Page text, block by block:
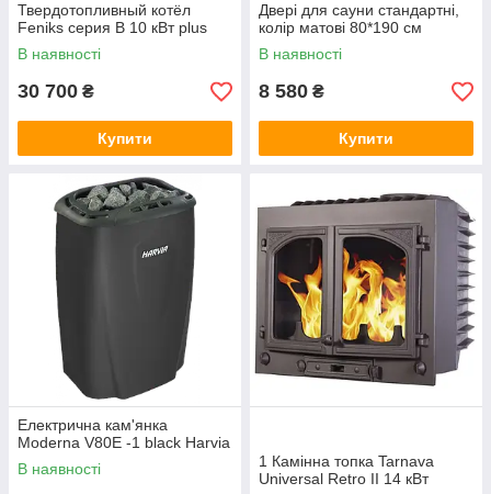
Твердотопливный котёл
Feniks серия B 10 кВт plus
В наявності
30 700 ₴
Купити
Двері для сауни стандартні,
колір матові 80*190 см
В наявності
8 580 ₴
Купити
Електрична кам'янка
Moderna V80E -1 black Harvia
В наявності
1 Камінна топка Tarnava
Universal Retro II 14 кВт